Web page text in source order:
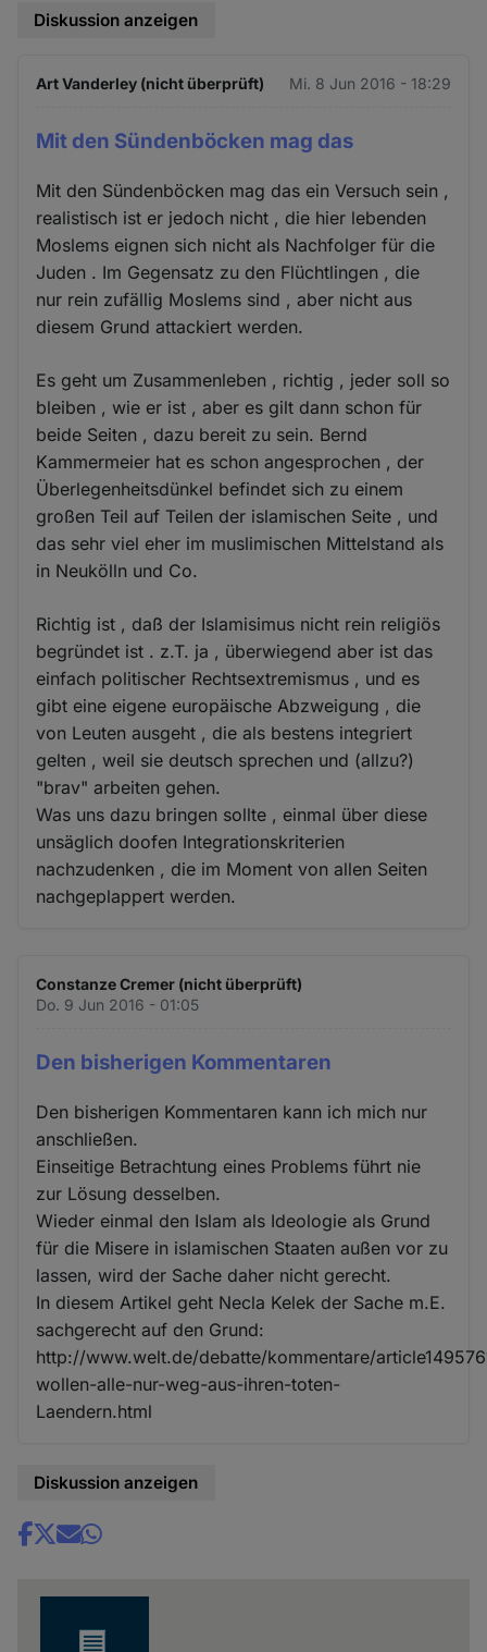
Diskussion anzeigen
Art Vanderley (nicht überprüft) Mi. 8 Jun 2016 - 18:29
Mit den Sündenböcken mag das
Mit den Sündenböcken mag das ein Versuch sein ,
realistisch ist er jedoch nicht , die hier lebenden
Moslems eignen sich nicht als Nachfolger für die
Juden . Im Gegensatz zu den Flüchtlingen , die
nur rein zufällig Moslems sind , aber nicht aus
diesem Grund attackiert werden.
Es geht um Zusammenleben , richtig , jeder soll so
bleiben , wie er ist , aber es gilt dann schon für
beide Seiten , dazu bereit zu sein. Bernd
Kammermeier hat es schon angesprochen , der
Überlegenheitsdünkel befindet sich zu einem
großen Teil auf Teilen der islamischen Seite , und
das sehr viel eher im muslimischen Mittelstand als
in Neukölln und Co.
Richtig ist , daß der Islamisimus nicht rein religiös
begründet ist . z.T. ja , überwiegend aber ist das
einfach politischer Rechtsextremismus , und es
gibt eine eigene europäische Abzweigung , die
von Leuten ausgeht , die als bestens integriert
gelten , weil sie deutsch sprechen und (allzu?)
"brav" arbeiten gehen.
Was uns dazu bringen sollte , einmal über diese
unsäglich doofen Integrationskriterien
nachzudenken , die im Moment von allen Seiten
nachgeplappert werden.
Constanze Cremer (nicht überprüft)
Do. 9 Jun 2016 - 01:05
Den bisherigen Kommentaren
Den bisherigen Kommentaren kann ich mich nur
anschließen.
Einseitige Betrachtung eines Problems führt nie
zur Lösung desselben.
Wieder einmal den Islam als Ideologie als Grund
für die Misere in islamischen Staaten außen vor zu
lassen, wird der Sache daher nicht gerecht.
In diesem Artikel geht Necla Kelek der Sache m.E.
sachgerecht auf den Grund:
http://www.welt.de/debatte/kommentare/
wollen-alle-nur-weg-aus-ihren-toten-
Laendern.html
Diskussion anzeigen
Share